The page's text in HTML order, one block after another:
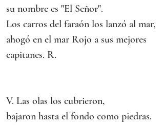
su nombre es "El Señor".
Los carros del faraón los lanzó al mar,
ahogó en el mar Rojo a sus mejores
capitanes. R.
V. Las olas los cubrieron,
bajaron hasta el fondo como piedras.